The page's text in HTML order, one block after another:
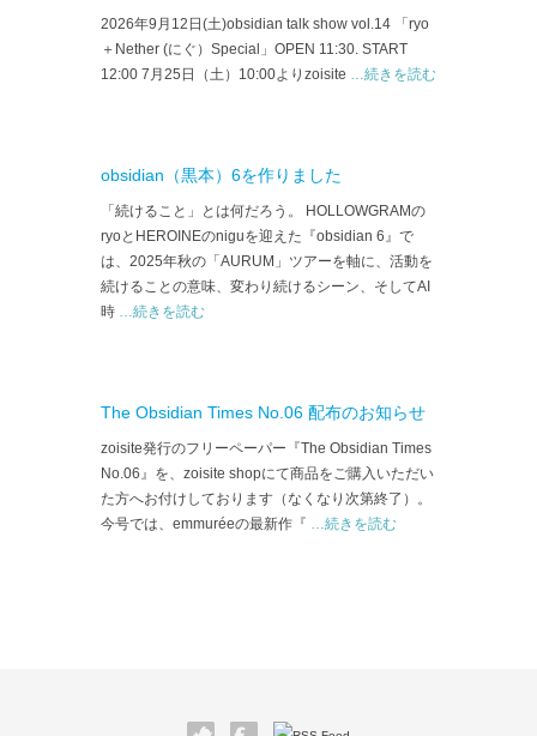
2026年9月12日(土)obsidian talk show vol.14 「ryo
＋Nether (にぐ）Special」OPEN 11:30. START
12:00 7月25日（土）10:00よりzoisite …続きを読む
obsidian（黒本）6を作りました
「続けること」とは何だろう。 HOLLOWGRAMの
ryoとHEROINEのniguを迎えた『obsidian 6』で
は、2025年秋の「AURUM」ツアーを軸に、活動を
続けることの意味、変わり続けるシーン、そしてAI
時 …続きを読む
The Obsidian Times No.06 配布のお知らせ
zoisite発行のフリーペーパー『The Obsidian Times
No.06』を、zoisite shopにて商品をご購入いただい
た方へお付けしております（なくなり次第終了）。
今号では、emmuréeの最新作『 …続きを読む